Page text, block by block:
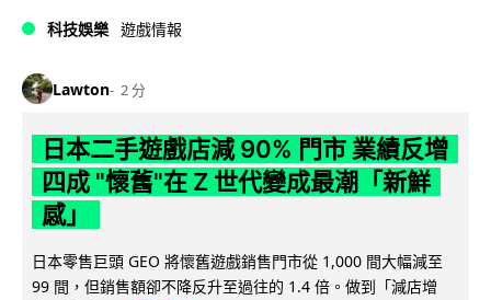
科技娛樂 遊戲情報
Lawton 2 分
日本二手遊戲店減 90% 門市 業績反增
四成 "懷舊"在 Z 世代變成最潮「新鮮
感」
日本零售巨頭 GEO 將懷舊遊戲銷售門市從 1,000 間大幅減至
99 間，但銷售額卻不降反升至過往的 1.4 倍。做到「減店增